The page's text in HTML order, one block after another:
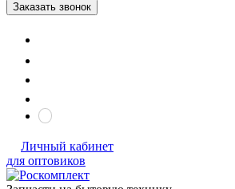
Заказать звонок
Личный кабинет
для оптовиков